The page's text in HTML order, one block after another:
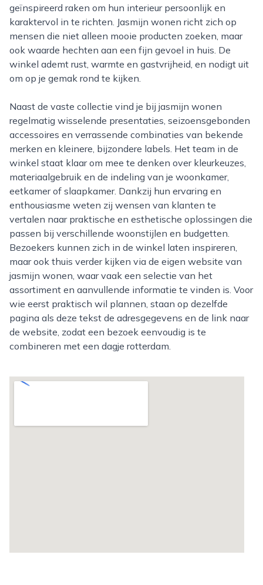
geïnspireerd raken om hun interieur persoonlijk en
karaktervol in te richten. Jasmijn wonen richt zich op
mensen die niet alleen mooie producten zoeken, maar
ook waarde hechten aan een fijn gevoel in huis. De
winkel ademt rust, warmte en gastvrijheid, en nodigt uit
om op je gemak rond te kijken.
Naast de vaste collectie vind je bij jasmijn wonen
regelmatig wisselende presentaties, seizoensgebonden
accessoires en verrassende combinaties van bekende
merken en kleinere, bijzondere labels. Het team in de
winkel staat klaar om mee te denken over kleurkeuzes,
materiaalgebruik en de indeling van je woonkamer,
eetkamer of slaapkamer. Dankzij hun ervaring en
enthousiasme weten zij wensen van klanten te
vertalen naar praktische en esthetische oplossingen die
passen bij verschillende woonstijlen en budgetten.
Bezoekers kunnen zich in de winkel laten inspireren,
maar ook thuis verder kijken via de eigen website van
jasmijn wonen, waar vaak een selectie van het
assortiment en aanvullende informatie te vinden is. Voor
wie eerst praktisch wil plannen, staan op dezelfde
pagina als deze tekst de adresgegevens en de link naar
de website, zodat een bezoek eenvoudig is te
combineren met een dagje rotterdam.